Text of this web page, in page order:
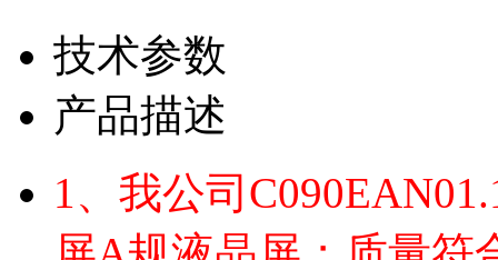
技术参数
产品描述
1、我公司